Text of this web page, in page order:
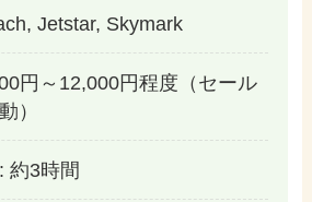
Jetstar, Skymark
円～12,000円程度（セール
）
: 約3時間